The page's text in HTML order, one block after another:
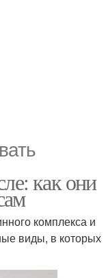
как они
комплекса и
виды, в которых